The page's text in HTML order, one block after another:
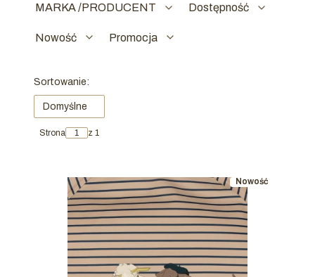
MARKA /PRODUCENT Dostępność
Nowość Promocja
Lista produktów
Sortowanie:
Domyślne
Strona z 1
Nowość